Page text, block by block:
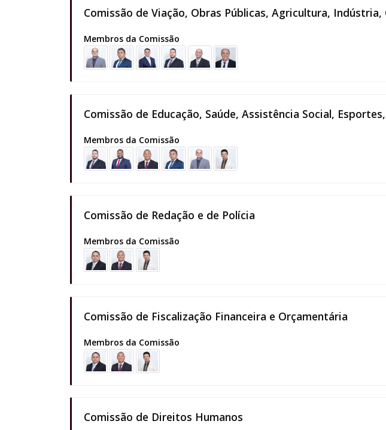
Comissão de Viação, Obras Públicas, Agricultura,
Membros da Comissão
Comissão de Educação, Saúde, Assistência Social,
Membros da Comissão
Comissão de Redação e de Polícia
Membros da Comissão
Comissão de Fiscalização Financeira e Orçamentária
Membros da Comissão
Comissão de Direitos Humanos